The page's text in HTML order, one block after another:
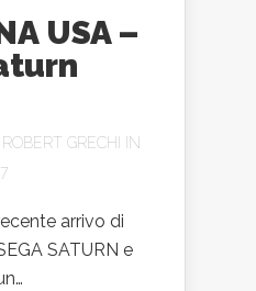
USA –
ROBERT GRECHI
IN
arrivo di
SATURN e